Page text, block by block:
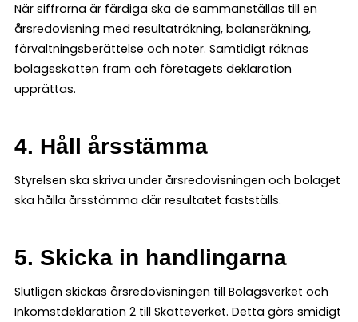
När siffrorna är färdiga ska de sammanställas till en
årsredovisning med resultaträkning, balansräkning,
förvaltningsberättelse och noter. Samtidigt räknas
bolagsskatten fram och företagets deklaration
upprättas.
4. Håll årsstämma
Styrelsen ska skriva under årsredovisningen och bolaget
ska hålla årsstämma där resultatet fastställs.
5. Skicka in handlingarna
Slutligen skickas årsredovisningen till Bolagsverket och
Inkomstdeklaration 2 till Skatteverket. Detta görs smidigt